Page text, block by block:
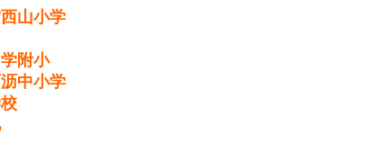
山小学
附小
中小学